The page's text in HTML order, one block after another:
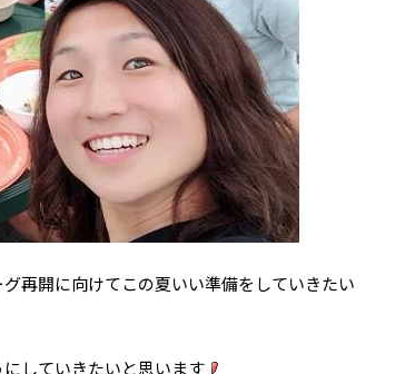
再開に向けてこの夏いい準備をしていきたい
していきたいと思います